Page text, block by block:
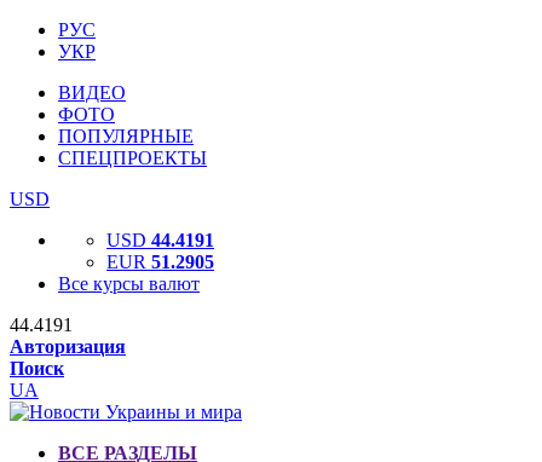
РУС
УКР
ВИДЕО
ФОТО
ПОПУЛЯРНЫЕ
СПЕЦПРОЕКТЫ
USD
USD 44.4191
EUR 51.2905
Все курсы валют
44.4191
Авторизация
Поиск
UA
ВСЕ РАЗДЕЛЫ